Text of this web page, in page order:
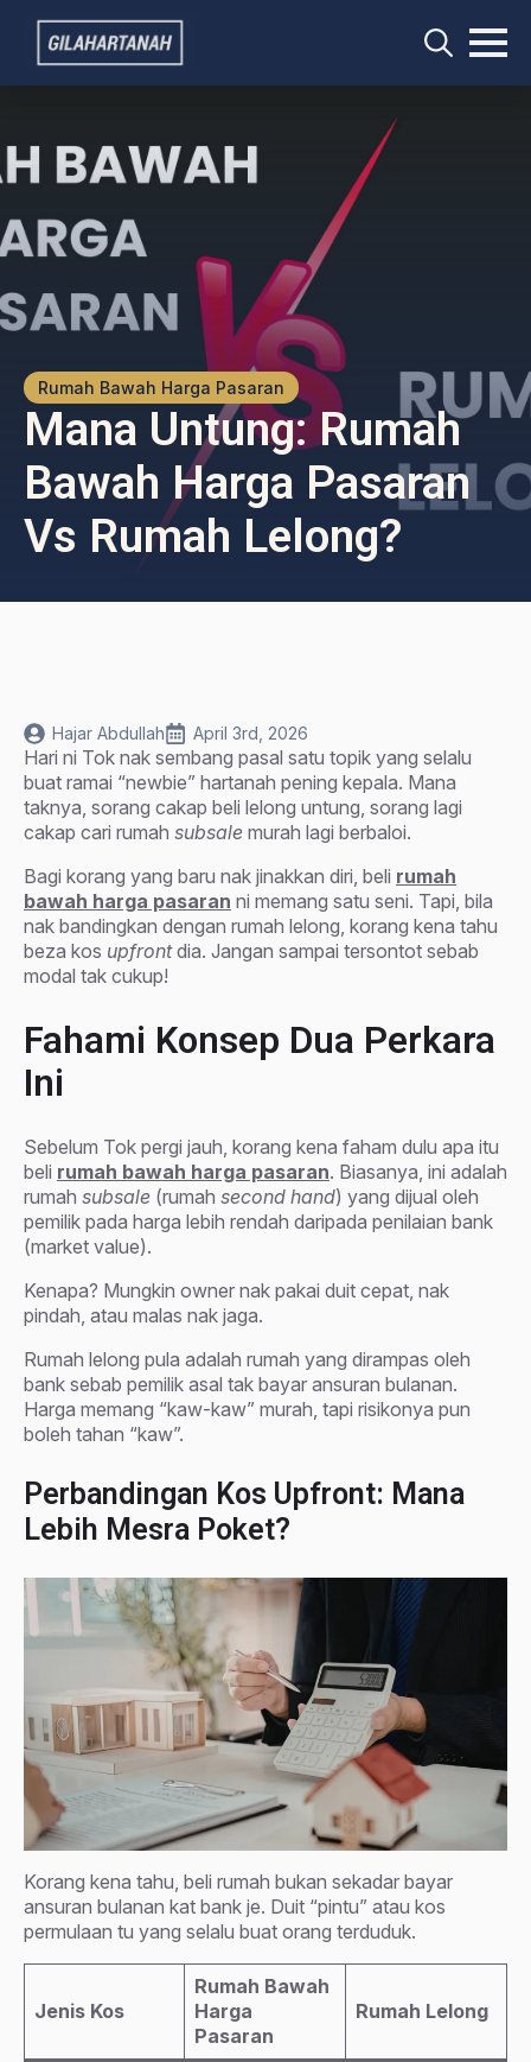
Search
Rumah Bawah Harga Pasaran
Mana Untung: Rumah
Bawah Harga Pasaran
Vs Rumah Lelong?
Hajar Abdullah April 3rd, 2026
Hari ni Tok nak sembang pasal satu topik yang selalu
buat ramai “newbie” hartanah pening kepala. Mana
taknya, sorang cakap beli lelong untung, sorang lagi
cakap cari rumah subsale murah lagi berbaloi.
Bagi korang yang baru nak jinakkan diri, beli rumah
bawah harga pasaran ni memang satu seni. Tapi, bila
nak bandingkan dengan rumah lelong, korang kena tahu
beza kos upfrontdia. Jangan sampai tersontot sebab
modal tak cukup!
Fahami Konsep Dua Perkara
Ini
Sebelum Tok pergi jauh, korang kena faham dulu apa itu
beli rumah bawah harga pasaran. Biasanya, ini adalah
rumah subsale (rumah second hand) yang dijual oleh
pemilik pada harga lebih rendah daripada penilaian bank
(market value).
Kenapa? Mungkin owner nak pakai duit cepat, nak
pindah, atau malas nak jaga.
Rumah lelong pula adalah rumah yang dirampas oleh
bank sebab pemilik asal tak bayar ansuran bulanan.
Harga memang “kaw-kaw” murah, tapi risikonya pun
boleh tahan “kaw”.
Perbandingan Kos Upfront: Mana
Lebih Mesra Poket?
Korang kena tahu, beli rumah bukan sekadar bayar
ansuran bulanan kat bank je. Duit “pintu” atau kos
permulaan tu yang selalu buat orang terduduk.
Jenis Kos
Rumah Bawah
Harga
Pasaran
Rumah Lelong